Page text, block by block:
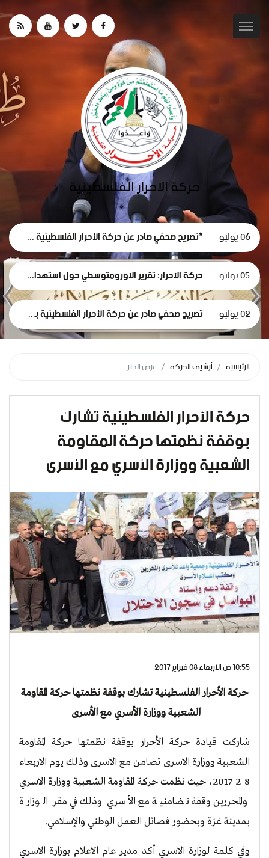
06 يوليو *تصريح صحفي صادر عن حركة الأحرار الفلسطينية حول استقالة لجنة الطوارئ في غزة
05 يوليو حركة الأحرار: تقرير الأورومتوسطي حول استهداف الرموز الطبية في سجون الاحتلال وثيقة إدانة وجريمة حرب موصوفة
02 يوليو تصريح صحفي صادر عن حركة الأحرار الفلسطينية بمناسبة مرور 1000 يومٍ من حرب الإبادة... وفظاعة جرائم الاحتلال في قطاع غزة*
الرئيسية أرشيف الحركة عرض الخبر
حركة الأحرار الفلسطينية تشارك
بوقفة نظمتها حركة المقاومة
الشعبية ووزارة الأسري مع الأسرى
10:55 ص الأربعاء 08 فبراير 2017
حركة الأحرار الفلسطينية تشارك بوقفة نظمتها حركة المقاومة
الشعبية ووزارة الأسري مع الأسرى
شاركت قيادة حركة الأحرار بوقفة نظمتها حركة المقاومة
الشعبية ووزارة الاسرى تضامن مع الاسرى وذلك يوم الاربعاء
8-2-2017، حيث نظمت حركة المقاومة الشعبية ووزارة الاسري
والمحررين وقفة تضامنية مع الأسري وذلك في مقر الوزارة
بمدينة غزة وبحضور فصائل العمل الوطني والإسلامي.
وفي كلمة لوزارة الاسري أكد مدير عام الاعلام بوزارة الاسري